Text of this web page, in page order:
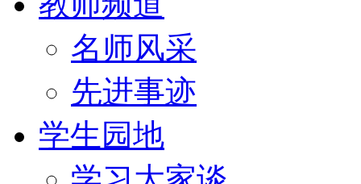
名师风采
先进事迹
学生园地